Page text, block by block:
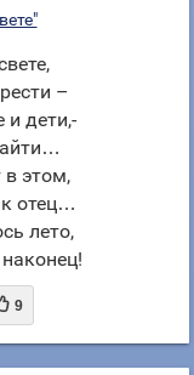
–
и дети,-
этом,
отец…
лето,
9